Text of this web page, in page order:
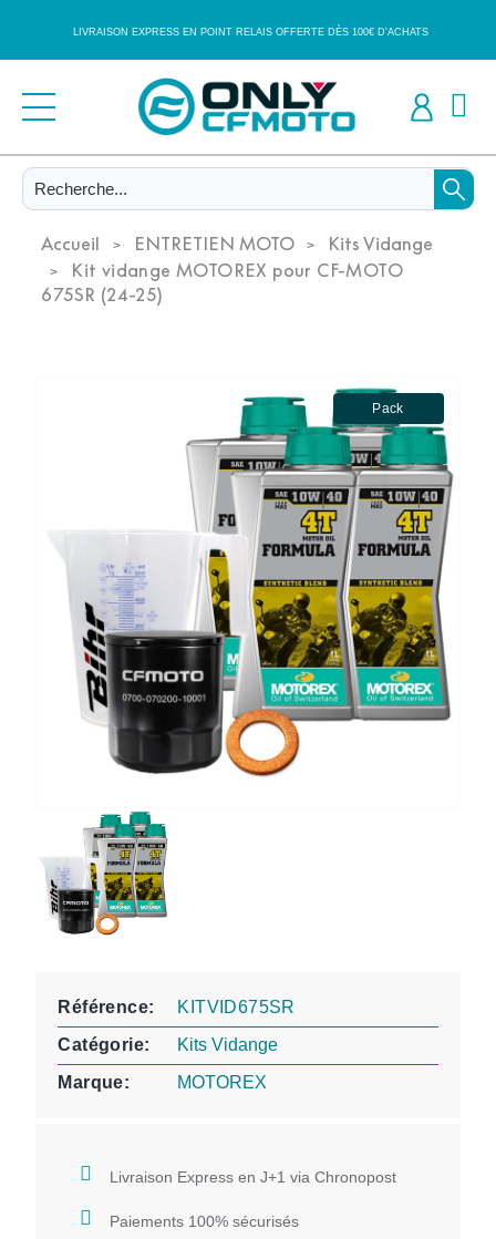
LIVRAISON EXPRESS EN POINT RELAIS OFFERTE DÈS 100€ D'ACHATS
Accueil ENTRETIEN MOTO
Kits Vidange
Kit vidange MOTOREX pour CF-MOTO
675SR (24-25)
Pack
Référence
KITVID675SR
Catégorie
Kits Vidange
Marque
MOTOREX
Livraison Express en J+1 via Chronopost
Paiements 100% sécurisés